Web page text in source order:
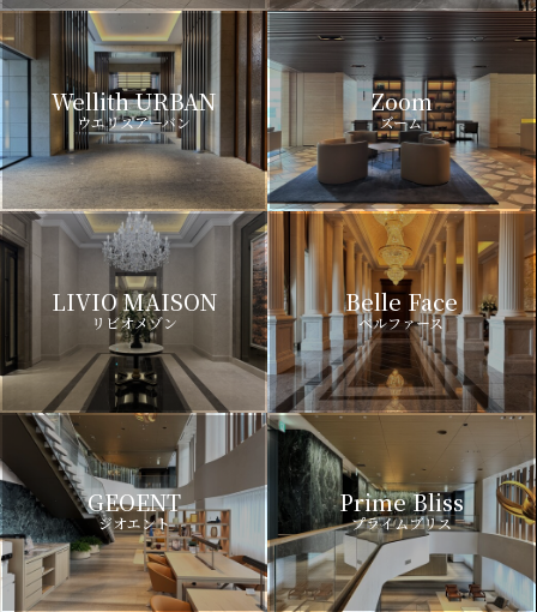
Wellith URBAN
ウエリスアーバン
Zoom
ズーム
LIVIO MAISON
リビオメゾン
Belle Face
ベルファース
GEOENT
ジオエント
Prime Bliss
プライムブリス